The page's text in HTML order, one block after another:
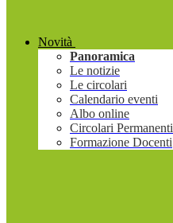
Novità
Panoramica
Le notizie
Le circolari
Calendario eventi
Albo online
Circolari Permanenti
Formazione Docenti